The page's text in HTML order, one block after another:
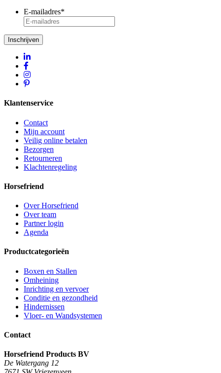
E-mailadres*
Inschrijven
Klantenservice
Contact
Mijn account
Veilig online betalen
Bezorgen
Retourneren
Klachtenregeling
Horsefriend
Over Horsefriend
Over team
Partner login
Agenda
Productcategorieën
Boxen en Stallen
Omheining
Inrichting en vervoer
Conditie en gezondheid
Hindernissen
Vloer- en Wandsystemen
Contact
Horsefriend Products BV
De Watergang 12